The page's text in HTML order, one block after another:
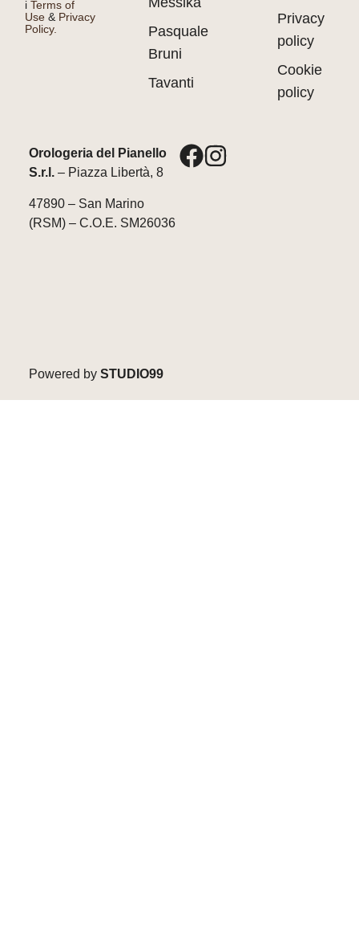
iTerms of
Use & Privacy
Policy.
Pasquale
Bruni
Tavanti
Privacy
policy
Cookie
policy
Orologeria del Pianello
S.r.l.– Piazza Libertà, 8
47890 – San Marino
(RSM) – C.O.E. SM26036
Powered by STUDIO99